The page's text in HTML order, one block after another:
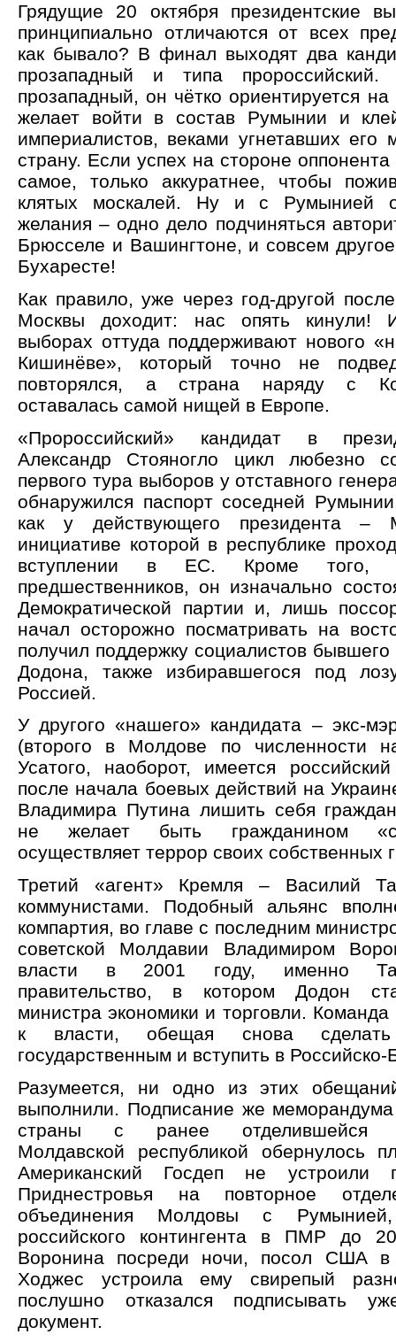
Грядущие 20 октября президентские
принципиально отличаются от всех
как бывало? В финал выходят два
прозападный и типа пророссийский.
прозападный, он чётко ориентируется
желает войти в состав Румынии и
империалистов, веками угнетавших его
страну. Если успех на стороне
самое, только аккуратнее, чтобы
клятых москалей. Ну и с Румынией
желания – одно дело подчиняться
Брюсселе и Вашингтоне, и совсем
Бухаресте!
Как правило, уже через год-другой
Москвы доходит: нас опять кинули!
выборах оттуда поддерживают нового
Кишинёве», который точно не
повторялся, а страна наряду с
оставалась самой нищей в Европе.
«Пророссийский» кандидат в
Александр Стояногло цикл любезно
первого тура выборов у отставного
обнаружился паспорт соседней
как у действующего президента
инициативе которой в республике
вступлении в ЕС. Кроме того,
предшественников, он изначально
Демократической партии и, лишь
начал осторожно посматривать на
получил поддержку социалистов бывшего
Додона, также избиравшегося под
Россией.
У другого «нашего» кандидата – экс-
(второго в Молдове по численности
Усатого, наоборот, имеется
после начала боевых действий на
Владимира Путина лишить себя
не желает быть гражданином
осуществляет террор своих собственных
Третий «агент» Кремля – Василий
коммунистами. Подобный альянс
компартия, во главе с последним
советской Молдавии Владимиром
власти в 2001 году, именно
правительство, в котором Додон
министра экономики и торговли.
к власти, обещая снова
государственным и вступить в
Разумеется, ни одно из этих
выполнили. Подписание же
страны с ранее отделившейся
Молдавской республикой обернулось
Американский Госдеп не устроили
Приднестровья на повторное
объединения Молдовы с
российского контингента в ПМР до
Воронина посреди ночи, посол США в
Ходжес устроила ему свирепый
послушно отказался подписывать
документ.